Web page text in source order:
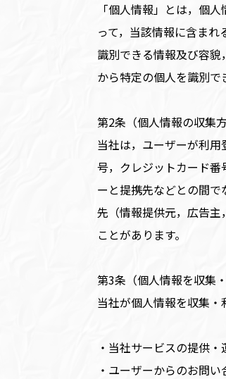
「個人情報」とは，個
って，当該情報に含ま
識別できる情報及び容
から特定の個人を識別で
第2条（個人情報の収集方
当社は，ユーザーが利
号，クレジットカード
ーと提携先などとの間
先（情報提供元，広告主
ことがあります。
第3条（個人情報を収集
当社が個人情報を収集・
・当社サービスの提供・
・ユーザーからのお問